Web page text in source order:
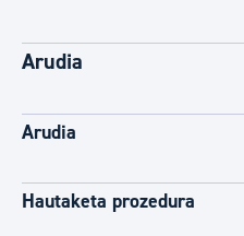
Arudia
Arudia
Hautaketa prozedura